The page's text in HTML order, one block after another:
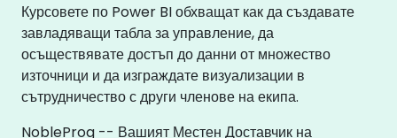
Курсовете по Power BI обхващат как да създавате
завладяващи табла за управление, да
осъществявате достъп до данни от множество
източници и да изграждате визуализации в
сътрудничество с други членове на екипа.
NobleProg -- Вашият Местен Доставчик на